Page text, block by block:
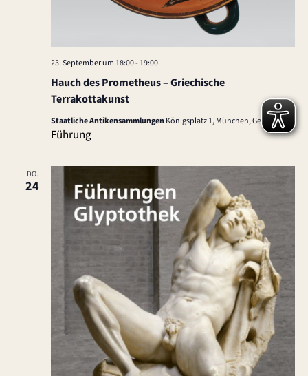
Hauch des Prometheus – Griechische
Terrakottakunst
23. September um 18:00- 19:00
Staatliche AntikensammlungenKönigsplatz 1, München, Germany
Führung
DO.
24